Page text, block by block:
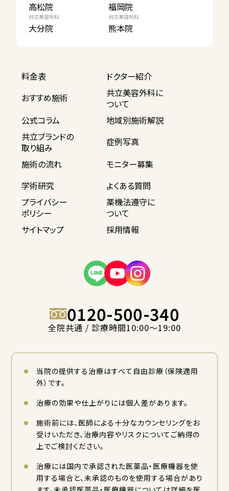
高松院 福岡院
共立美容外科
大分院
共立美容外科
熊本院
料金表
ドクター紹介
おすすめ施術
共立美容外科に
ついて
公式コラム
地域別施術解説
共立ブランドの
取り組み
症例写真
施術の流れ
モニター募集
学術研究
よくある質問
プライバシー
ポリシー
薬機法遵守に
ついて
サイトマップ
採用情報
0120-500-340
全院共通 / 診療時間10:00〜19:00
当院の提供する治療はすべて自由診療（保険適用
外）です。
治療の効果や仕上がりには個人差があります。
施術前には、医師による十分なカウンセリングをお
受けいただき、治療内容やリスクについてご納得の
上でご検討ください。
治療には国内で承認された医薬品・医療機器を使
用する場合と、未承認のものを使用する場合があり